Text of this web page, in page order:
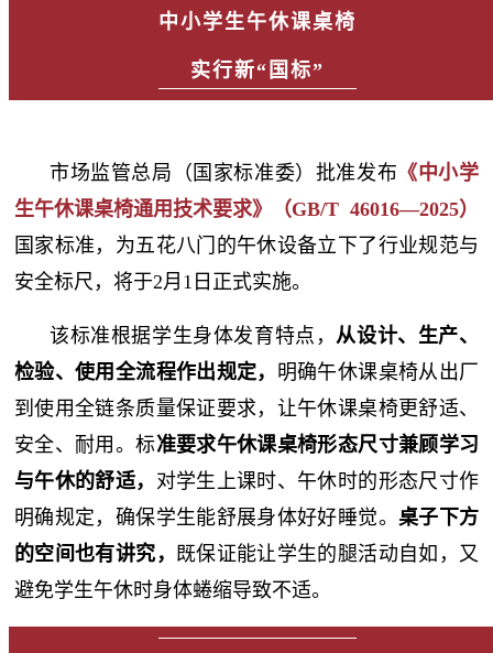
中小学生午休课桌椅
实行新“国标”
市场监管总局（国家标准委）批准发布 《中小学
生午休课桌椅通用技术要求》（GB/T 46016—2025）
国家标准，为五花八门的午休设备立下了行业规范与
安全标尺，将于2月1日正式实施。
该标准根据学生身体发育特点， 从设计、生产、
检验、使用全流程作出规定， 明确午休课桌椅从出厂
到使用全链条质量保证要求，让午休课桌椅更舒适、
安全、耐用。标准要求午休课桌椅形态尺寸兼顾学习
与午休的舒适， 对学生上课时、午休时的形态尺寸作
明确规定，确保学生能舒展身体好好睡觉。 桌子下方
的空间也有讲究，
既保证能让学生的腿活动自如，又
避免学生午休时身体蜷缩导致不适。